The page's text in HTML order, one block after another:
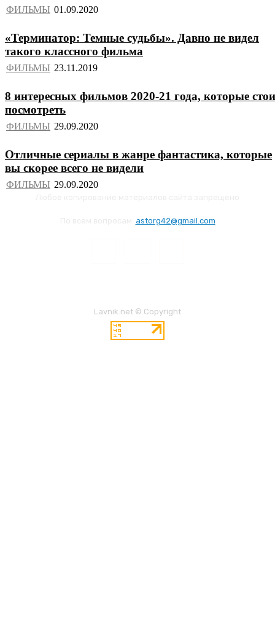
ФИЛЬМЫ
«Терминатор: Темные судьбы». Давно не видел
такого классного фильма
ФИЛЬМЫ
8 интересных фильмов 2020-21 года, которые
посмотреть
ФИЛЬМЫ
Отличные сериалы в жанре фантастика, которые
вы скорее всего не видели
ФИЛЬМЫ
astorg42@gmail.com
Lavnik.net © Copyright